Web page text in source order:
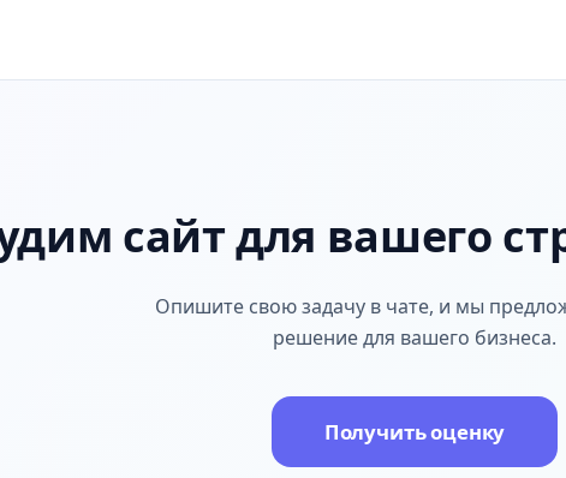
сайт для вашего
Опишите свою задачу в чате, и мы
решение для вашего бизнеса.
Получить оценку